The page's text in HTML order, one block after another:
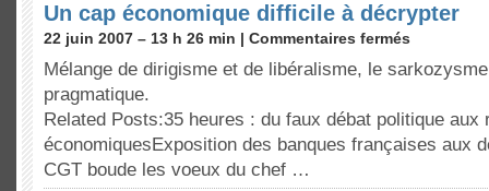
Un cap économique difficile à décrypter
22 juin 2007 – 13 h 26 min | Commentaires fermés
Mélange de dirigisme et de libéralisme, le
pragmatique.
Related Posts:35 heures : du faux débat politique aux
économiquesExposition des banques françaises aux
CGT boude les voeux du chef …